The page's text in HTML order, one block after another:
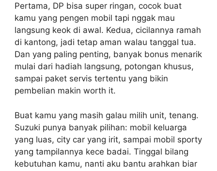
Pertama, DP bisa super ringan, cocok buat
kamu yang pengen mobil tapi nggak mau
langsung keok di awal. Kedua, cicilannya ramah
di kantong, jadi tetap aman walau tanggal tua.
Dan yang paling penting, banyak bonus menarik
mulai dari hadiah langsung, potongan khusus,
sampai paket servis tertentu yang bikin
pembelian makin worth it.
Buat kamu yang masih galau milih unit, tenang.
Suzuki punya banyak pilihan: mobil keluarga
yang luas, city car yang irit, sampai mobil sporty
yang tampilannya kece badai. Tinggal bilang
kebutuhan kamu, nanti aku bantu arahkan biar